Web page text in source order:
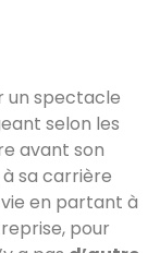
un spectacle
selon les
avant son
sa carrière
en partant à
pour